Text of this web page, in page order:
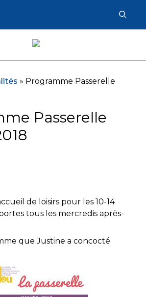
» Programme Passerelle
Passerelle
de loisirs pour les 10-14
tous les mercredis après-
que Justine a concocté